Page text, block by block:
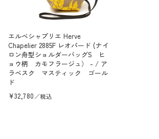
エルベシャプリエ Herve
Chapelier 2885F レオパード (ナイ
ロン舟型ショルダーバッグS ヒ
ョウ柄 カモフラージュ） - / ア
ラベスク マスティック ゴール
ド
通
¥32,780 ／税込